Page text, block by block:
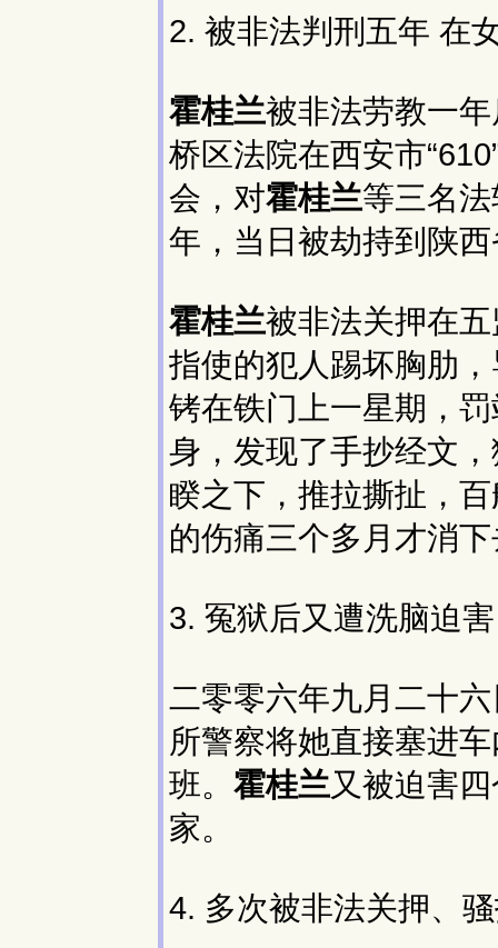
2. 被非法判刑五年 在
霍桂兰被非法劳教一
桥区法院在西安市
会，对霍桂兰等三名
年，当日被劫持到陕
霍桂兰被非法关押在
指使的犯人踢坏胸肋
铐在铁门上一星期，
身，发现了手抄经文
睽之下，推拉撕扯，
的伤痛三个多月才消
3. 冤狱后又遭洗脑迫
二零零六年九月二十
所警察将她直接塞进
班。 霍桂兰又被迫害
家。
4. 多次被非法关押、